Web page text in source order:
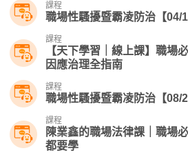
課程
職場性騷擾暨霸凌防治【04/
課程
【天下學習｜線上課】職場
因應治理全指南
課程
職場性騷擾暨霸凌防治【08/
課程
陳業鑫的職場法律課｜職場
都要學